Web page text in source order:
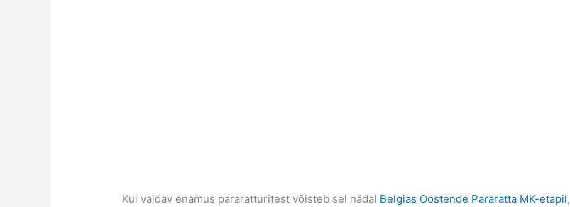
Kui valdav enamus pararatturitest võisteb sel nädal Belgias Oostende Pararatta MK-etapil,